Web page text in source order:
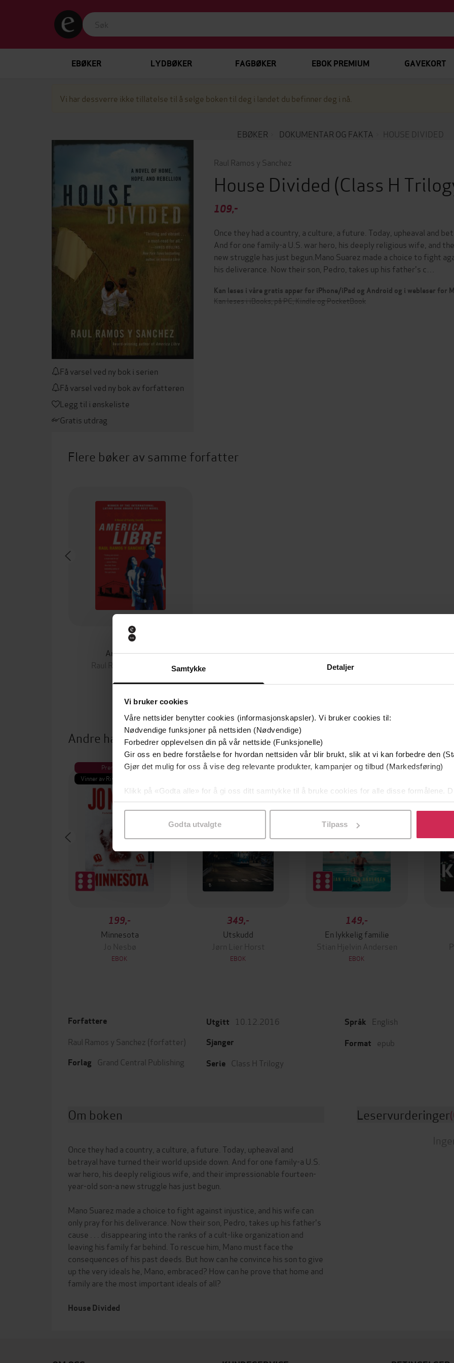
Samtykke Detaljer
Vi bruker cookies
Våre nettsider benytter cookies (informasjonskapsler). Vi bruker cookies til:
Nødvendige funksjoner på nettsiden (Nødvendige)
Forbedrer opplevelsen din på vår nettside (Funksjonelle)
Gir oss en bedre forståelse for hvordan nettsiden vår blir brukt, slik at vi kan forbedre den
Gjør det mulig for oss å vise deg relevante produkter, kampanjer og tilbud (Markedsføring)
Klikk på «Godta alle» for å gi oss ditt samtykke til å bruke cookies for alle disse formålene.
samtykke til spesifikke formål ved å klikke på «Tilpass». Du kan når som helst trekke
Godta utvalgte Tilpass
EBØKER LYDBØKER FAGBØKER EBOK PREMIUM GAVEKORT
Vi har dessverre ikke tillatelse til å selge boken til deg i landet du befinner deg i nå.
EBØKER DOKUMENTAR OG FAKTA HOUSE DIVIDED
Få varsel ved ny bok i serien
Få varsel ved ny bok av forfatteren
Legg til i ønskeliste
Gratis utdrag
Raul Ramos y Sanchez
House Divided (Class H
109,-
Once they had a country, a culture, a future. Today, upheaval and
And for one family-a U.S. war hero, his deeply religious wife, and
new struggle has just begun.Mano Suarez made a choice to fight
his deliverance. Now their son, Pedro, takes up his father's c…
Kan leses i våre gratis apper for iPhone/iPad og Android og i webleser for
Kan leses i iBooks, på PC, Kindle og PocketBook
Flere bøker av samme forfatter
79,-
America Libre
Raul Ramos y Sanchez
Andre har også kjøpt
Premium
Vinner av Rivertonprisen
199,-
Minnesota
Jo Nesbø
EBOK
Premium
349,-
Utskudd
Jørn Lier Horst
EBOK
Premium
149,-
En lykkelig familie
Stian Hjelvin Andersen
EBOK
Forfattere
Raul Ramos y Sanchez (forfatter)
Forlag Grand Central Publishing
Utgitt 10.12.2016
Sjanger
Serie Class H Trilogy
Språk English
Format epub
Om boken
Once they had a country, a culture, a future. Today, upheaval and
betrayal have turned their world upside down. And for one family-a U.S.
war hero, his deeply religious wife, and their impressionable fourteen-
year-old son-a new struggle has just begun.
Mano Suarez made a choice to fight against injustice, and his wife can
only pray for his deliverance. Now their son, Pedro, takes up his father's
cause . . . disappearing into the ranks of a cult-like organization and
leaving his family far behind. To rescue him, Mano must face the
consequences of his past deeds. But how can he convince his son to give
up the very ideals he, Mano, embraced? How can he prove that home and
family are the most important ideals of all?
House Divided
Leservurderinger